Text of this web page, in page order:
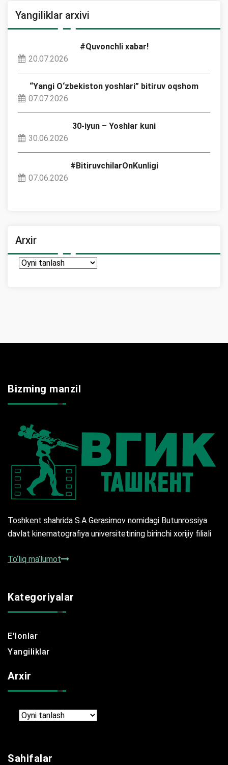
Yangiliklar arxivi
#Quvonchli xabar!
20.07.2026
“Yangi O‘zbekiston yoshlari” bitiruv oqshom
07.07.2026
30-iyun – Yoshlar kuni
30.06.2026
#BitiruvchilarOnKunligi
07.06.2026
Arxir
Arxir
Bizming manzil
Toshkent shahrida S.A Gerasimov nomidagi Butunrossiya
davlat kinematografiya universitetining birinchi xorijiy filiali
To‘liq ma’lumot
Kategoriyalar
E'lonlar
Yangiliklar
Arxir
Arxir
Sahifalar